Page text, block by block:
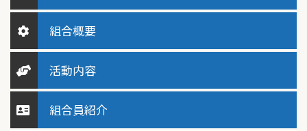
組合概要
活動内容
組合員紹介